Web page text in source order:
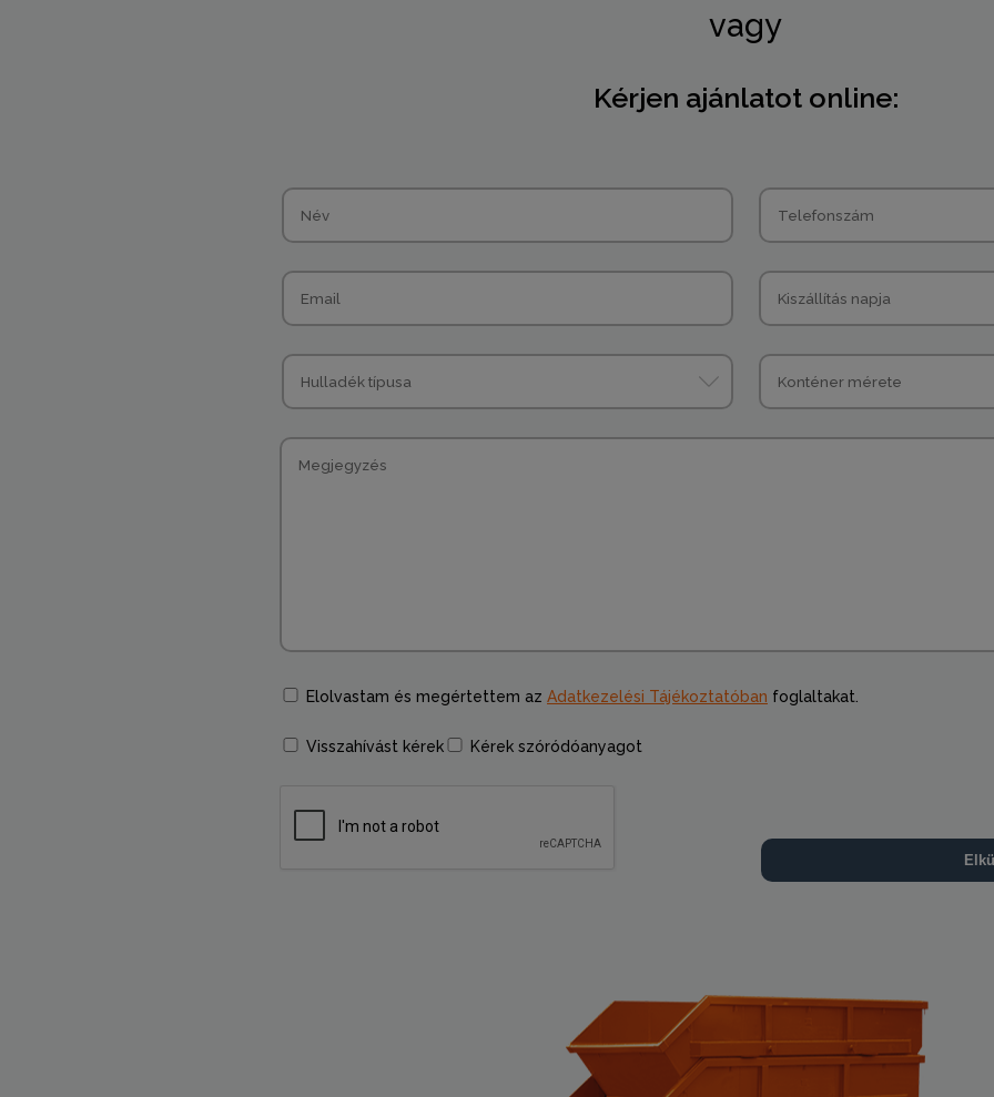
vagy
Kérjen ajánlatot online:
Elolvastam és megértettem az Adatkezelési Tájékoztatóban foglaltakat.
Visszahívást kérek Kérek szóródóanyagot